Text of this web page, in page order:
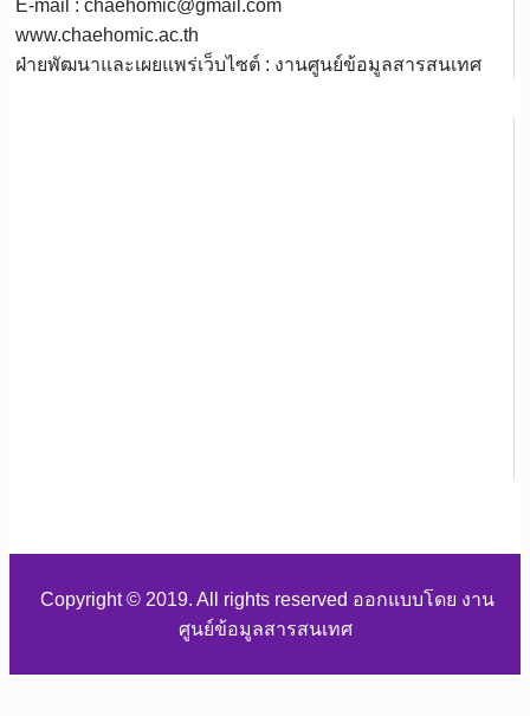
E-mail : chaehomic@gmail.com
www.chaehomic.ac.th
ฝ่ายพัฒนาและเผยแพร่เว็บไซต์ : งานศูนย์ข้อมูลสารสนเทศ
Copyright © 2019. All rights reserved ออกแบบโดย งาน
ศูนย์ข้อมูลสารสนเทศ